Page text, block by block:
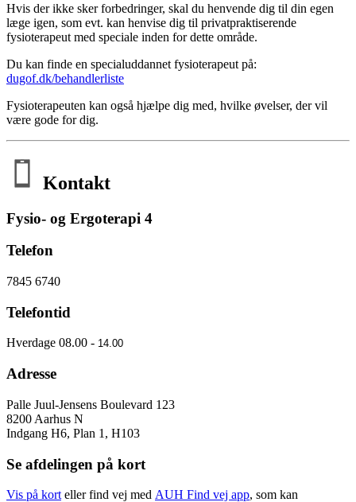
Hvis der ikke sker forbedringer, skal du henvende dig til din egen
læge igen, som evt. kan henvise dig til privatpraktiserende
fysioterapeut med speciale inden for dette område.
Du kan finde en specialuddannet fysioterapeut på:
dugof.dk/behandlerliste
Fysioterapeuten kan også hjælpe dig med, hvilke øvelser, der vil
være gode for dig.
Kontakt
Fysio- og Ergoterapi 4
Telefon
7845 6740
Telefontid
Hverdage 08.00 - 14.00
Adresse
Palle Juul-Jensens Boulevard 123
8200 Aarhus N
Indgang H6, Plan 1, H103
Se afdelingen på kort
Vis på kort eller find vej med AUH Find vej app, som kan